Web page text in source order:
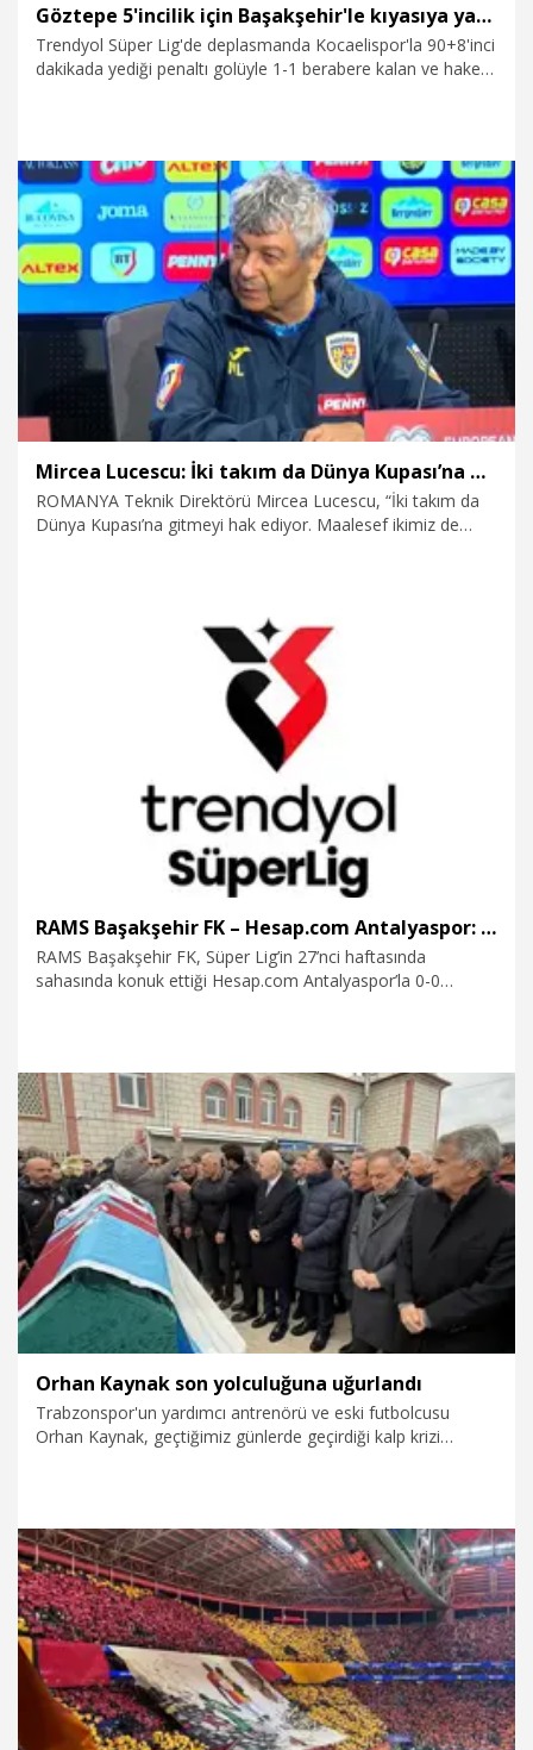
Göztepe 5'incilik için Başakşehir'le kıyasıya yarışta
Trendyol Süper Lig'de deplasmanda Kocaelispor'la 90+8'inci
dakikada yediği penaltı golüyle 1-1 berabere kalan ve hakem
zorlayan sarı-kırmızılılar, son haftalarda büyük düşüşe geçse
de umudunu korumayı başardı. Göztepe özellikle geçen
sene olduğu gibi bu sezon da ikinci yarıda galibiyet hasreti
çekti. Göz-Göz son 10 maçında sadece 1 kez kazanabildi.
20.04.2026 Spor
Mircea Lucescu: İki takım da Dünya Kupası’na gitmeyi hak ediyor
ROMANYA Teknik Direktörü Mircea Lucescu, “İki takım da
Dünya Kupası’na gitmeyi hak ediyor. Maalesef ikimiz de
RAMS Başakşehir FK – Hesap.com Antalyaspor: 0-0
RAMS Başakşehir FK, Süper Lig’in 27’nci haftasında
sahasında konuk ettiği Hesap.com Antalyaspor’la 0-0
18.03.2026 Spor
Orhan Kaynak son yolculuğuna uğurlandı
Trabzonspor'un yardımcı antrenörü ve eski futbolcusu
Orhan Kaynak, geçtiğimiz günlerde geçirdiği kalp krizi
namazıyla son yolculuğuna uğurlandı.
12.03.2026 Spor